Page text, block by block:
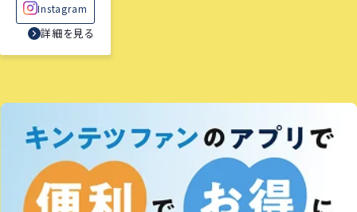
Instagram
詳細を見る